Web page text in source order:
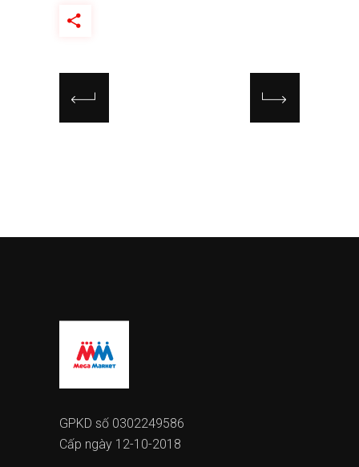
GPKD số 0302249586
Cấp ngày 12-10-2018